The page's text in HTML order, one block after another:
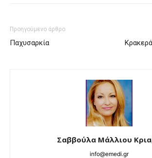
Προηγούμενο άρθρο
Παχυσαρκία
Σαββούλα Μάλλιου
info@emedi.gr